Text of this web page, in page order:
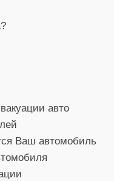
авто
Ваш автомобиль